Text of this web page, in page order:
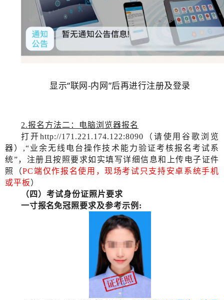
显示“联网-内网”后再进行注册及登录
2.报名方法二：电脑浏览器报名
打开http://171.221.174.122:8090（请使用谷歌浏览
器）,“业余无线电台操作技术能力验证考核报名考试系
统”， 注册且按照要求如实填写详细信息和上传电子证件
照（PC端仅作报名使用，现场考试只支持安卓系统手机
或平板）
（四）考试身份证照片要求
一寸报名免冠照要求及参考示例 :